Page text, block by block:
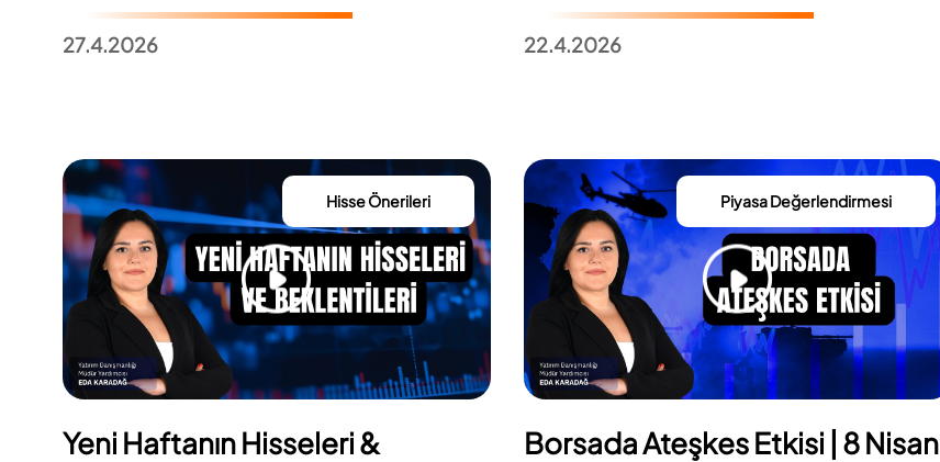
27.4.2026 22.4.2026
Hisse Önerileri
Yeni Haftanın Hisseleri &
Piyasa Değerlendirmesi
Borsada Ateşkes Etkisi | 8 Nisan